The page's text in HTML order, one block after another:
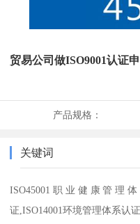
贸易公司做ISO9001认证
产品规格：
关键词
ISO45001职业健康管理
证,ISO14001环境管理体系认证